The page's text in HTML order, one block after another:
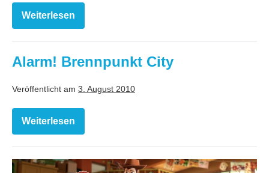
Weiterlesen
Alien
Syndrome
Alarm! Brennpunkt City
Veröffentlicht am 3. August 2010
Weiterlesen
Alarm!
Brennpunkt
City
Toy